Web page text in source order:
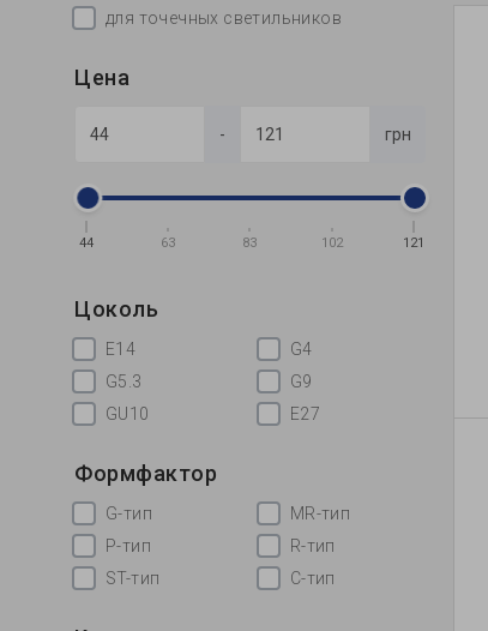
для точечных светильников
Цена
- грн
44 63 83 102 121
Цоколь
E14
G4
G5.3
G9
GU10
Е27
Формфактор
G-тип
MR-тип
P-тип
R-тип
ST-тип
С-тип